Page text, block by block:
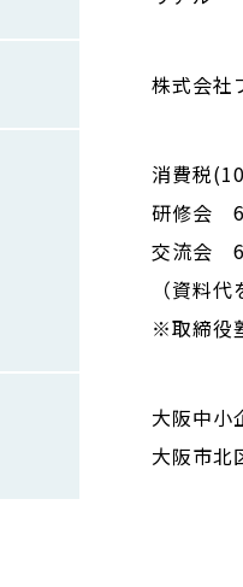
株式会
消費税
研修会
交流会
（資料
※取締役
大阪中
大阪市